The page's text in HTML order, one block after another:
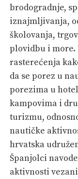
brodogradnje,
iznajmljivanja,
školovanja,
plovidbu i
rasterećenja
da se porez u
porezima u
kampovima i
turizmu,
nautičke
hrvatska
Španjolci
aktivnosti